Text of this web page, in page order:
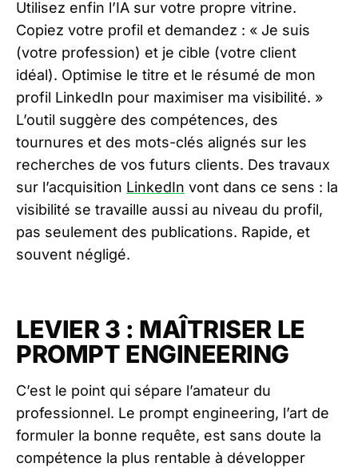
Utilisez enfin l’IA sur votre propre vitrine.
Copiez votre profil et demandez : « Je suis
(votre profession) et je cible (votre client
idéal). Optimise le titre et le résumé de mon
profil LinkedIn pour maximiser ma visibilité. »
L’outil suggère des compétences, des
tournures et des mots-clés alignés sur les
recherches de vos futurs clients. Des travaux
sur l’acquisition LinkedIn vont dans ce sens : la
visibilité se travaille aussi au niveau du profil,
pas seulement des publications. Rapide, et
souvent négligé.
LEVIER 3 : MAÎTRISER LE
PROMPT ENGINEERING
C’est le point qui sépare l’amateur du
professionnel. Le prompt engineering, l’art de
formuler la bonne requête, est sans doute la
compétence la plus rentable à développer